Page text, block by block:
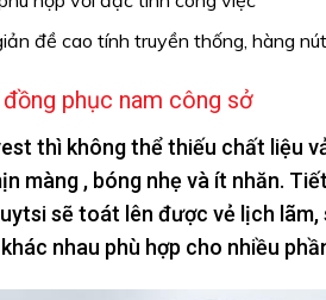
đề cao tính truyền thống, hàng
phục nam công sở
thì không thể thiếu chất liệu
màng , bóng nhẹ và ít nhăn.
sẽ toát lên được vẻ lịch
nhau phù hợp cho nhiều